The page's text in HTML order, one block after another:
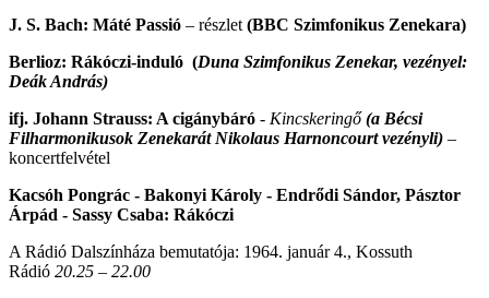
J. S. Bach: Máté Passió – részlet (BBC Szimfonikus Zenekara)
Berlioz: Rákóczi-induló (Duna Szimfonikus Zenekar, vezényel:
Deák András)
ifj. Johann Strauss: A cigánybáró - Kincskeringő (a Bécsi
Filharmonikusok Zenekarát Nikolaus Harnoncourtvezényli) –
koncertfelvétel
Kacsóh Pongrác - Bakonyi Károly - Endrődi Sándor, Pásztor
Árpád - Sassy Csaba: Rákóczi
A Rádió Dalszínháza bemutatója: 1964. január 4., Kossuth
Rádió 20.25 – 22.00